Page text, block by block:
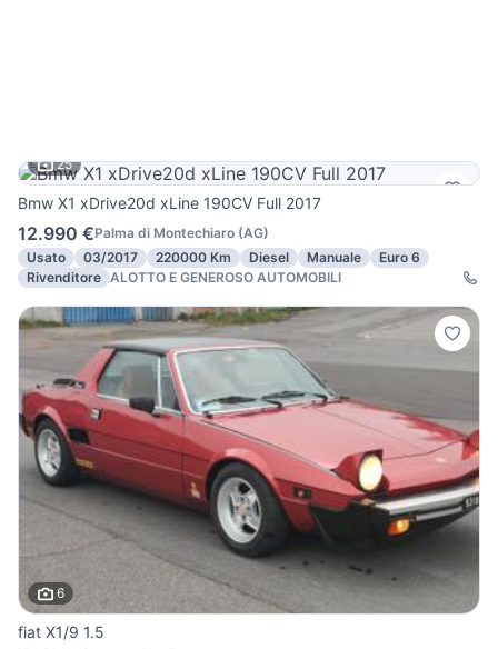
25
Bmw X1 xDrive20d xLine 190CV Full 2017
12.990 €Palma di Montechiaro (AG)
Usato
03/2017 220000 Km Diesel Manuale
Euro 6
Rivenditore ALOTTO E GENEROSO AUTOMOBILI
6
fiat X1/9 1.5